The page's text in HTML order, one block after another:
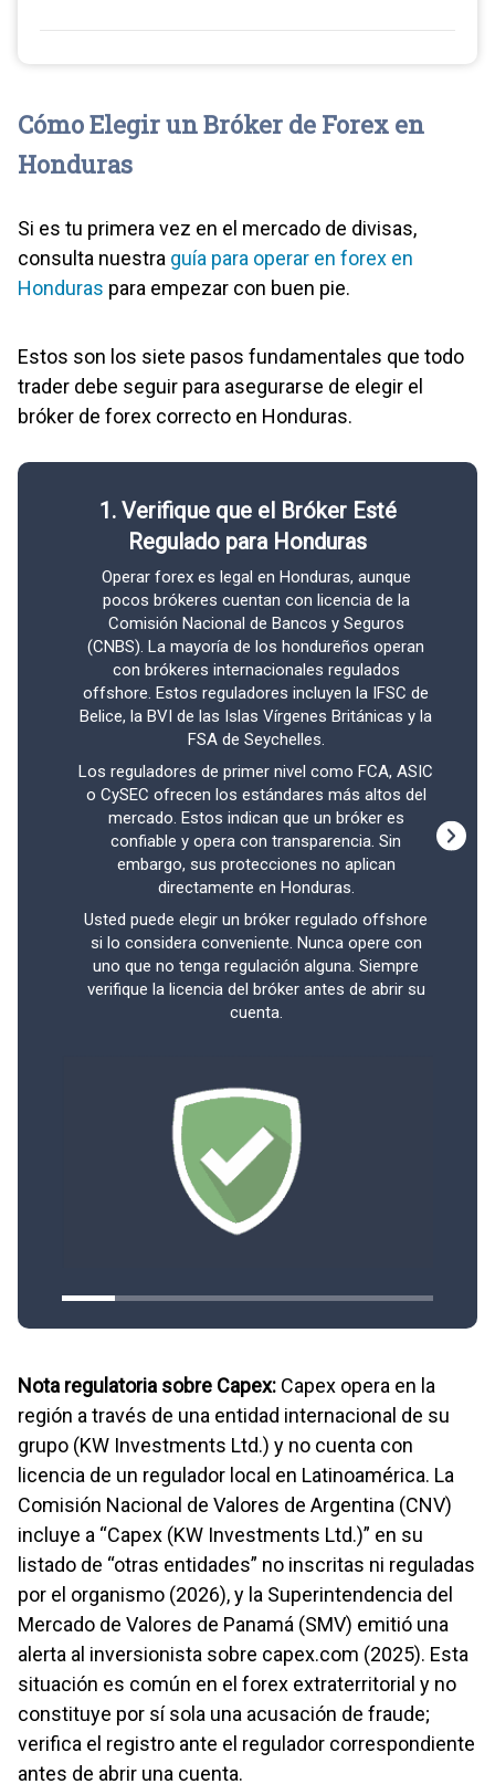
Cómo Elegir un Bróker de Forex en
Honduras
Si es tu primera vez en el mercado de divisas,
consulta nuestra guía para operar en forex en
Honduras para empezar con buen pie.
Estos son los siete pasos fundamentales que todo
trader debe seguir para asegurarse de elegir el
bróker de forex correcto en Honduras.
1. Verifique que el Bróker Esté
Regulado para Honduras
Operar forex es legal en Honduras, aunque
pocos brókeres cuentan con licencia de la
Comisión Nacional de Bancos y Seguros
(CNBS). La mayoría de los hondureños operan
con brókeres internacionales regulados
offshore. Estos reguladores incluyen la IFSC de
Belice, la BVI de las Islas Vírgenes Británicas y la
FSA de Seychelles.
Los reguladores de primer nivel como FCA, ASIC
o CySEC ofrecen los estándares más altos del
mercado. Estos indican que un bróker es
confiable y opera con transparencia. Sin
embargo, sus protecciones no aplican
directamente en Honduras.
Usted puede elegir un bróker regulado offshore
si lo considera conveniente. Nunca opere con
uno que no tenga regulación alguna. Siempre
verifique la licencia del bróker antes de abrir su
cuenta.
Nota regulatoria sobre Capex: Capex opera en la
región a través de una entidad internacional de su
grupo (KW Investments Ltd.) y no cuenta con
licencia de un regulador local en Latinoamérica. La
Comisión Nacional de Valores de Argentina (CNV)
incluye a “Capex (KW Investments Ltd.)” en su
listado de “otras entidades” no inscritas ni reguladas
por el organismo (2026), y la Superintendencia del
Mercado de Valores de Panamá (SMV) emitió una
alerta al inversionista sobre capex.com (2025). Esta
situación es común en el forex extraterritorial y no
constituye por sí sola una acusación de fraude;
verifica el registro ante el regulador correspondiente
antes de abrir una cuenta.